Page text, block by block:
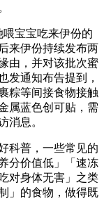
宝宝吃来伊份的
来伊份持续发布两
由，并对该批次蜜
发通知布告提到，
粽等间接食物接触
属蓝色创可贴，需
消息。
普，一些常见的
分价值低」「速冻
对身体无害」之类
」的食物，做得既